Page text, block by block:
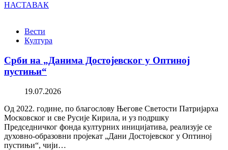
НАСТАВАК
Вести
Култура
Срби на „Данима Достојевског у Оптиној
пустињи“
19.07.2026
Од 2022. године, по благослову Његове Светости Патријарха
Московског и све Русије Кирила, и уз подршку
Председничког фонда културних иницијатива, реализује се
духовно-образовни пројекат „Дани Достојевског у Оптиној
пустињи“, чији…